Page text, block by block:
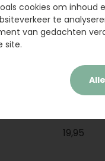
Sanseveria
19,95
cookies om inhoud
te
van gedachten
site.